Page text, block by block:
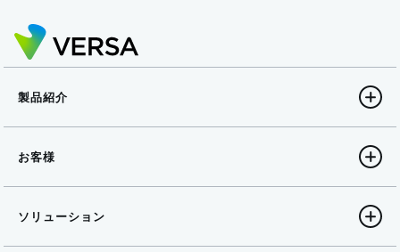
製品紹介
お客様
ソリューション